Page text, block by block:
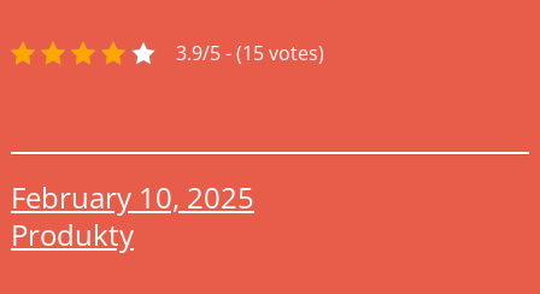
3.9/5 - (15 votes)
February 10, 2025
Produkty